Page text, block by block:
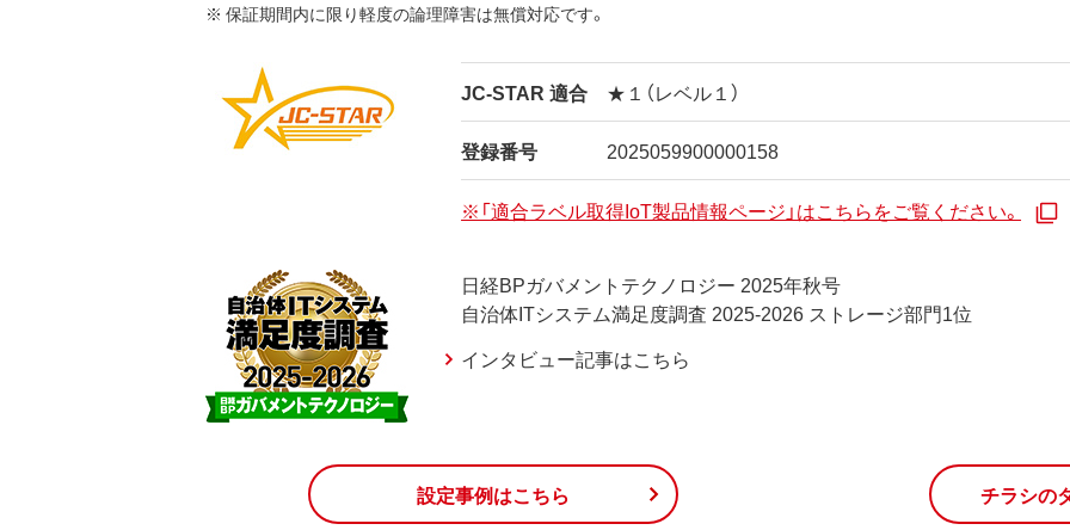
※ 保証期間内に限り軽度の論理障害は無償対応です。
JC-STAR 適合 ★１（レベル１）
登録番号 2025059900000158
※「適合ラベル取得IoT製品情報ページ」はこちらをご覧ください。
日経BPガバメントテクノロジー 2025年秋号
自治体ITシステム満足度調査 2025-2026 ストレージ部門1位
インタビュー記事はこちら
設定事例はこちら チラシの